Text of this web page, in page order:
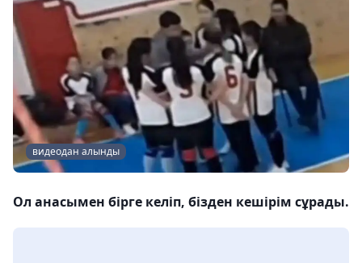
видеодан алынды
Ол анасымен бірге келіп, бізден кешірім сұрады.